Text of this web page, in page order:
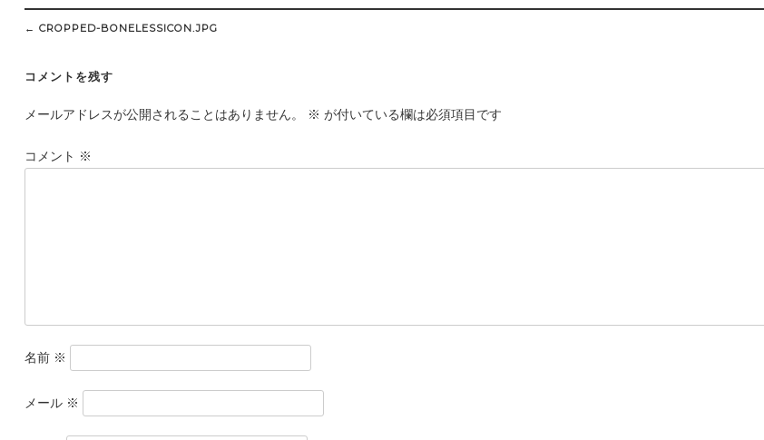
Post
navigation
← CROPPED-BONELESSICON.JPG
コメントを残す
メールアドレスが公開されることはありません。 ※ が付いている欄は必須項目です
コメント ※
名前 ※
メール ※